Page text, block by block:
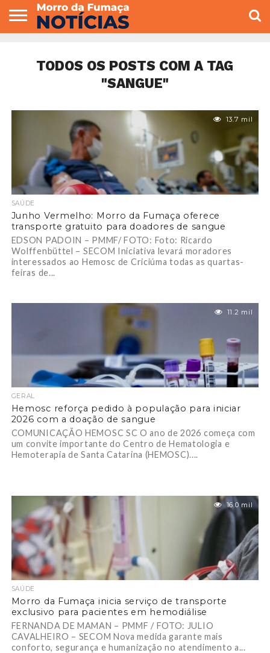
VEREADORES
TODOS OS POSTS COM A TAG
"SANGUE"
13.7 mil
SAÚDE
Junho Vermelho: Morro da Fumaça oferece
transporte gratuito para doadores de sangue
EDSON PADOIN – PMMF/ FOTO: Foto: Ricardo
Wolffenbüttel – SECOM Iniciativa levará moradores
interessados ao Hemosc de Criciúma todas as quartas-
feiras de...
11.2 mil
GERAL
Hemosc reforça pedido à população para iniciar
2026 com a doação de sangue
COMUNICAÇÃO HEMOSC SC O ano de 2026 começa com
um convite importante do Centro de Hematologia e
Hemoterapia de Santa Catarina (HEMOSC)....
16.0 mil
SAÚDE
Morro da Fumaça inicia serviço de transporte
exclusivo para pacientes em hemodiálise
FERNANDA DE MAMAN – PMMF / FOTO: JULIO
CAVALHEIRO – SECOM Nova medida garante mais
conforto, segurança e humanização no atendimento a...